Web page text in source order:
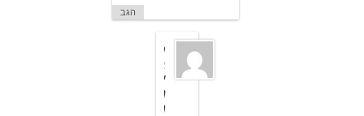
הגב
ס
ב
י
נ
ה